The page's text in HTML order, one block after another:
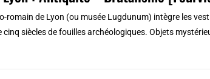
romain de Lyon (ou musée Lugdunum) intègre les
cinq siècles de fouilles archéologiques. Objets